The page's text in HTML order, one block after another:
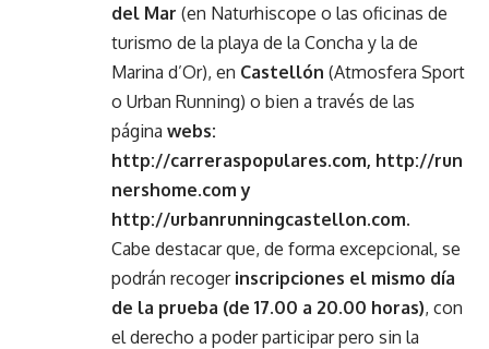
del Mar (en Naturhiscope o las oficinas de
turismo de la playa de la Concha y la de
Marina d’Or), en Castellón (Atmosfera Sport
o Urban Running) o bien a través de las
página webs:
http://carreraspopulares.com, http://run
nershome.com y
http://urbanrunningcastellon.com.
Cabe destacar que, de forma excepcional, se
podrán recogerinscripciones el mismo día
de la prueba (de 17.00 a 20.00 horas), con
el derecho a poder participar pero sin la